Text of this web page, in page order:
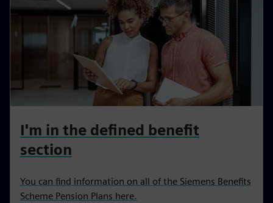
I'm in the defined benefit
section
You can find information on all of the Siemens Benefits
Scheme Pension Plans here.